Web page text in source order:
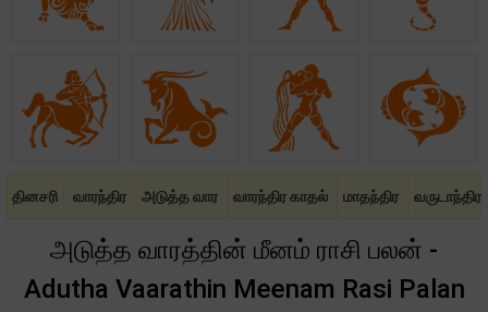
தினசரி வாரந்திர அடுத்த வார வாரந்திர காதல் மாதந்திர வருடாந்திர
அடுத்த வாரத்தின் மீனம் ராசி பலன் -
Adutha Vaarathin Meenam Rasi Palan